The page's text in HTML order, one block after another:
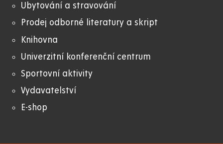
Ubytování a stravování
Prodej odborné literatury a skript
Knihovna
Univerzitní konferenční centrum
Sportovní aktivity
Vydavatelství
E-shop